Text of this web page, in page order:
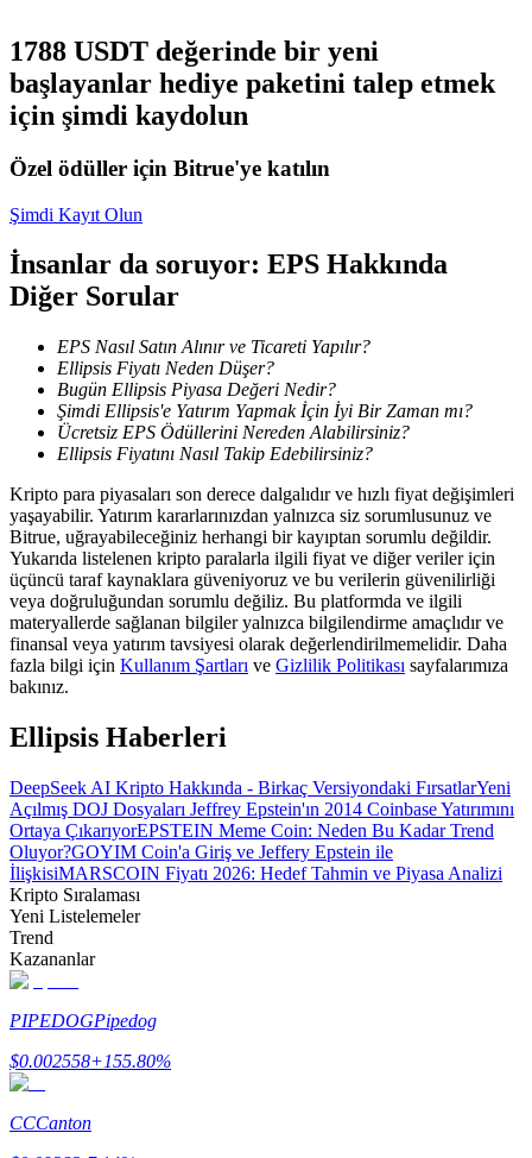
Kopya Tüccarı Olun
Bilgi
Ticaret bilgileri vb. dahil olmak üzere büyük veri analizi.
Rehber
Ticaret stratejileri
1788 USDT değerinde bir yeni
başlayanlar hediye paketini talep etmek
için şimdi kaydolun
Özel ödüller için Bitrue'ye katılın
Şimdi Kayıt Olun
İnsanlar da soruyor: EPS Hakkında
Diğer Sorular
EPS Nasıl Satın Alınır ve Ticareti Yapılır?
Ellipsis Fiyatı Neden Düşer?
Bugün Ellipsis Piyasa Değeri Nedir?
Şimdi Ellipsis'e Yatırım Yapmak İçin İyi Bir Zaman mı?
Ücretsiz EPS Ödüllerini Nereden Alabilirsiniz?
Ellipsis Fiyatını Nasıl Takip Edebilirsiniz?
Kripto para piyasaları son derece dalgalıdır ve hızlı fiyat değişimleri
yaşayabilir. Yatırım kararlarınızdan yalnızca siz sorumlusunuz ve
Bitrue, uğrayabileceğiniz herhangi bir kayıptan sorumlu değildir.
Yukarıda listelenen kripto paralarla ilgili fiyat ve diğer veriler için
üçüncü taraf kaynaklara güveniyoruz ve bu verilerin güvenilirliği
veya doğruluğundan sorumlu değiliz. Bu platformda ve ilgili
materyallerde sağlanan bilgiler yalnızca bilgilendirme amaçlıdır ve
finansal veya yatırım tavsiyesi olarak değerlendirilmemelidir. Daha
fazla bilgi için Kullanım Şartları ve Gizlilik Politikası sayfalarımıza
bakınız.
Ellipsis Haberleri
DeepSeek AI Kripto Hakkında - Birkaç Versiyondaki FırsatlarYeni
Açılmış DOJ Dosyaları Jeffrey Epstein'ın 2014 Coinbase Yatırımını
Ortaya ÇıkarıyorEPSTEIN Meme Coin: Neden Bu Kadar Trend
Oluyor?GOYIM Coin'a Giriş ve Jeffery Epstein ile
İlişkisiMARSCOIN Fiyatı 2026: Hedef Tahmin ve Piyasa Analizi
Kripto Sıralaması
Yeni Listelemeler
Trend
Kazananlar
PIPEDOGPipedog
$0.002558+155.80%
CCCanton